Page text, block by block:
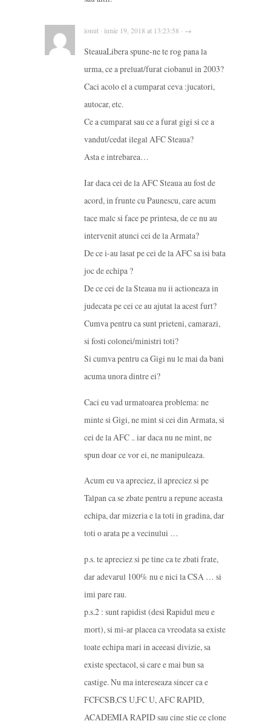
ionut · iunie 19, 2018 at 13:23:58 · →
SteauaLibera spune-ne te rog pana la
urma, ce a preluat/furat ciobanul in 2003?
Caci acolo el a cumparat ceva :jucatori,
autocar, etc.
Ce a cumparat sau ce a furat gigi si ce a
vandut/cedat ilegal AFC Steaua?
Asta e intrebarea…
Iar daca cei de la AFC Steaua au fost de
acord, in frunte cu Paunescu, care acum
tace malc si face pe printesa, de ce nu au
intervenit atunci cei de la Armata?
De ce i-au lasat pe cei de la AFC sa isi bata
joc de echipa ?
De ce cei de la Steaua nu ii actioneaza in
judecata pe cei ce au ajutat la acest furt?
Cumva pentru ca sunt prieteni, camarazi,
si fosti colonei/ministri toti?
Si cumva pentru ca Gigi nu le mai da bani
acuma unora dintre ei?
Caci eu vad urmatoarea problema: ne
minte si Gigi, ne mint si cei din Armata, si
cei de la AFC .. iar daca nu ne mint, ne
spun doar ce vor ei, ne manipuleaza.
Acum eu va apreciez, il apreciez si pe
Talpan ca se zbate pentru a repune aceasta
echipa, dar mizeria e la toti in gradina, dar
toti o arata pe a vecinului …
p.s. te apreciez si pe tine ca te zbati frate,
dar adevarul 100% nu e nici la CSA … si
imi pare rau.
p.s.2 : sunt rapidist (desi Rapidul meu e
mort), si mi-ar placea ca vreodata sa existe
toate echipa mari in aceeasi divizie, sa
existe spectacol, si care e mai bun sa
castige. Nu ma intereseaza sincer ca e
FCFCSB,CS U,FC U, AFC RAPID,
ACADEMIA RAPID sau cine stie ce clone